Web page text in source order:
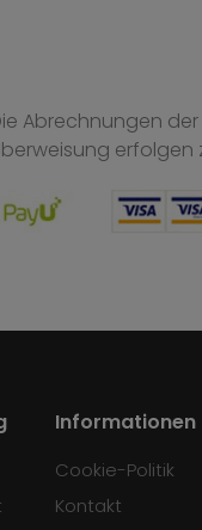
Abrechnungen
erfolgen
Informationen
Cookie-Politik
Kontakt